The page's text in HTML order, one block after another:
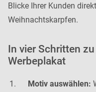
Blicke Ihrer Kunden
Weihnachtskarpfen.
In vier Schritten
Werbeplakat
Motiv auswählen: